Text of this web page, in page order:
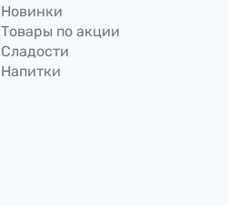
Новинки
Товары по акции
Сладости
Напитки